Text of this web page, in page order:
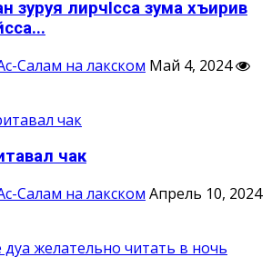
зуруя лирчIсса зума хъирив
Салам на лакском Май 4, 2024
чак
Салам на лакском Апрель 10, 2024